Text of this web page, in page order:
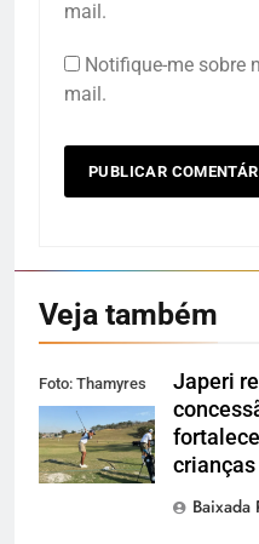
mail.
Notifique-me sobre
mail.
Veja também
Foto: Thamyres
Cardoso
Japeri
crianças
Baixada